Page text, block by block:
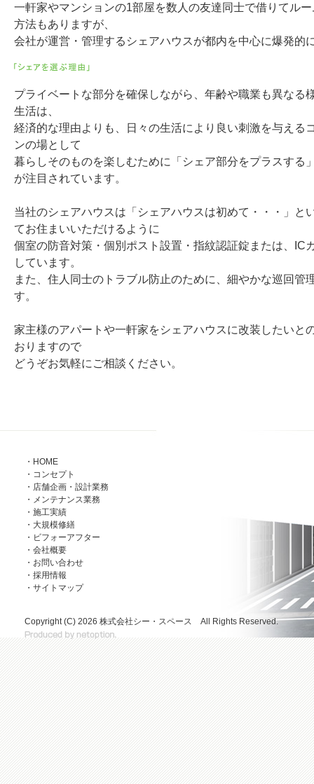
一軒家やマンションの1部屋を数人の友達同士で借りてル
方法もありますが、
会社が運営・管理するシェアハウスが都内を中心に爆発的
プライベートな部分を確保しながら、年齢や職業も異なる
生活は、
経済的な理由よりも、日々の生活により良い刺激を与える
ンの場として
暮らしそのものを楽しむために「シェア部分をプラスする
が注目されています。
当社のシェアハウスは「シェアハウスは初めて・・・」と
てお住まいいただけるように
個室の防音対策・個別ポスト設置・指紋認証錠または、IC
しています。
また、住人同士のトラブル防止のために、細やかな巡回管
す。
家主様のアパートや一軒家をシェアハウスに改装したいと
おりますので
どうぞお気軽にご相談ください。
・HOME
・コンセプト
・店舗企画・設計業務
・メンテナンス業務
・施工実績
・大規模修繕
・ビフォーアフター
・会社概要
・お問い合わせ
・採用情報
・サイトマップ
Copyright (C) 2026 株式会社シー・スペース All Rights Reserved.